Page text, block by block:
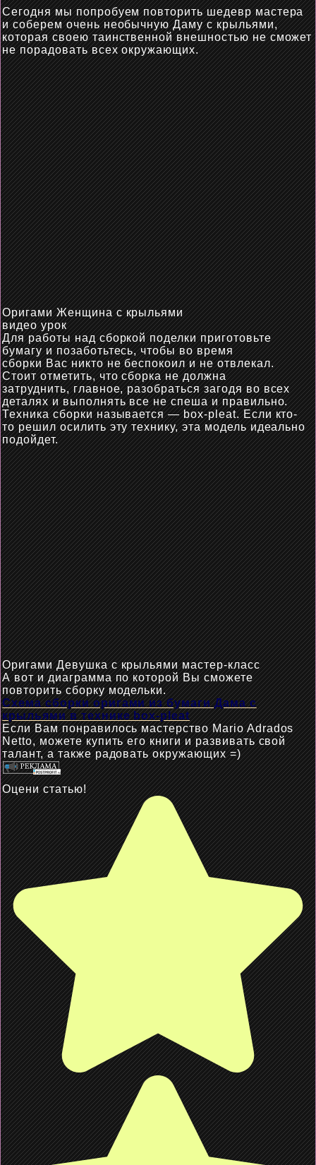
Сегодня мы попробуем повторить шедевр мастера
исоберемочень необычную Даму с крыльями,
которая своею таинственной внешностью не сможет
не порадовать всех окружающих.
Оригами Женщина с крыльями
видео урок
Для работы над сборкой поделки приготовьте
бумагу и позаботьтесь, чтобы во время
сборкиВасникто не беспокоил и не отвлекал.
Стоит отметить, что сборка не должна
затруднить,главное,разобратьсязагодяво всех
деталях и выполнять все не спеша и правильно.
Техника сборки называется—box-pleat. Есликто-
торешил осилить эту технику,этамодель идеально
подойдет.
Оригами Девушка с крыльями мастер-класс
А вот и диаграмма по которойВысможете
повторить сборкумодельки.
Схема сборки оригами из бумаги Дама с
крыльями в технике box-pleat
Если Вам понравилось мастерство Mario Adrados
Netto, можете купить его книги и развивать свой
талант, а также радовать окружающих =)
Оцени статью!